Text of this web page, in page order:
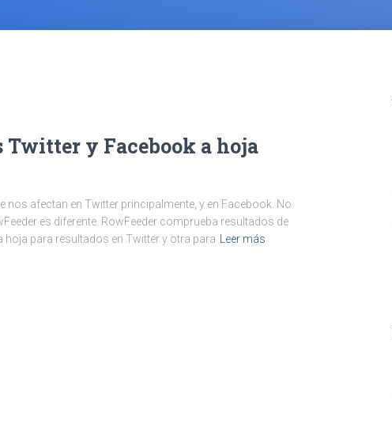
Twitter y Facebook a hoja
afectan en Twitter principalmente, y en Facebook. No
es diferente. RowFeeder comprueba resultados de
para resultados en Twitter y otra para
Leer más